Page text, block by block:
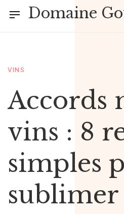
Domaine
VINS
Accords
vins : 8
simples
sublimer
ACCESSOIRES DE CUISINE
Vendre
en direct
faire
hors des
JARDIN
coin
extérieur